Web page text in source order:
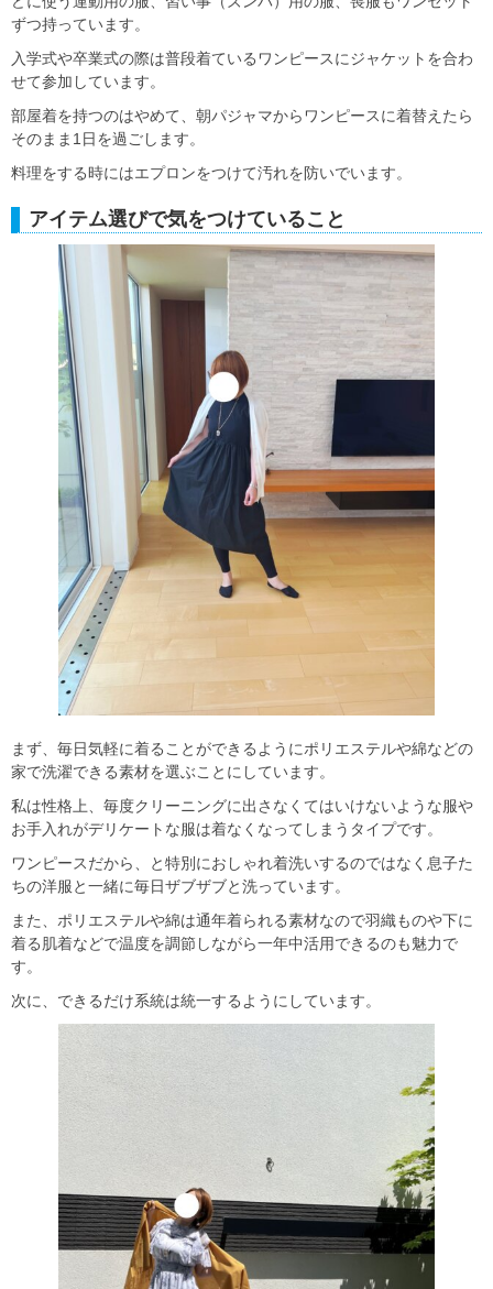
ずつ持っています。
入学式や卒業式の際は普段着ているワンピースにジャケットを合わ
せて参加しています。
部屋着を持つのはやめて、朝パジャマからワンピースに着替えたら
そのまま1日を過ごします。
料理をする時にはエプロンをつけて汚れを防いでいます。
アイテム選びで気をつけていること
まず、毎日気軽に着ることができるようにポリエステルや綿などの
家で洗濯できる素材を選ぶことにしています。
私は性格上、毎度クリーニングに出さなくてはいけないような服や
お手入れがデリケートな服は着なくなってしまうタイプです。
ワンピースだから、と特別におしゃれ着洗いするのではなく息子た
ちの洋服と一緒に毎日ザブザブと洗っています。
また、ポリエステルや綿は通年着られる素材なので羽織ものや下に
着る肌着などで温度を調節しながら一年中活用できるのも魅力で
す。
次に、できるだけ系統は統一するようにしています。